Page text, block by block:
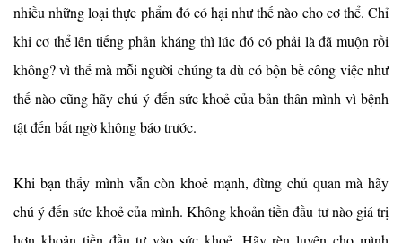
nhiều những loại thực phẩm đó có hại như thế nào cho cơ thể. Chỉ
khi cơ thể lên tiếng phản kháng thì lúc đó có phải là đã muộn rồi
không? vì thế mà mỗi người chúng ta dù có bộn bề công việc như
thế nào cũng hãy chú ý đến sức khoẻ của bản thân mình vì bệnh
tật đến bất ngờ không báo trước.
Khi bạn thấy mình vẫn còn khoẻ mạnh, đừng chủ quan mà hãy
chú ý đến sức khoẻ của mình. Không khoản tiền đầu tư nào giá trị